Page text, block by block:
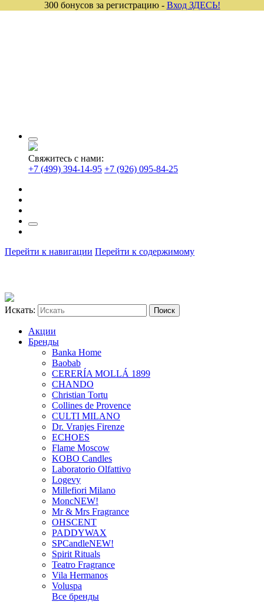
Свяжитесь с нами:
+7 (499) 394-14-95 +7 (926) 095-84-25
Перейти к навигации Перейти к содержимому
Искать:
Акции
Бренды
Banka Home
Baobab
CERERÍA MOLLÁ 1899
CHANDO
Christian Tortu
Collines de Provence
CULTI MILANO
Dr. Vranjes Firenze
ECHOES
Flame Moscow
KOBO Candles
Laboratorio Olfattivo
Logevy
Millefiori Milano
MoncNEW!
Mr & Mrs Fragrance
OHSCENT
PADDYWAX
SPCandleNEW!
Spirit Rituals
Teatro Fragrance
Vila Hermanos
Voluspa
Все бренды
300 бонусов за регистрацию - Вход ЗДЕСЬ!